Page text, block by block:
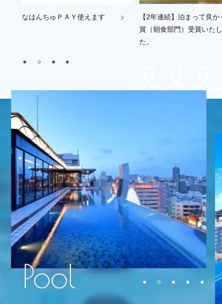
なはんちゅＰＡＹ使えます
【2年連続】泊まって良
賞（朝食部門）受賞いた
た。